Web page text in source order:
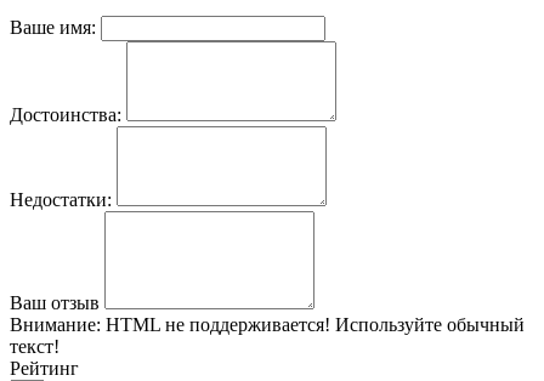
Ваше имя:
Достоинства:
Недостатки:
Ваш отзыв
Внимание: HTML не поддерживается! Используйте обычный
текст!
Рейтинг